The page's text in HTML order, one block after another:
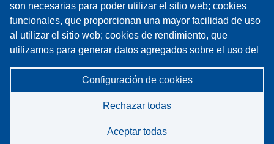
son necesarias para poder utilizar el sitio web; cookies
funcionales, que proporcionan una mayor facilidad de uso
al utilizar el sitio web; cookies de rendimiento, que
utilizamos para generar datos agregados sobre el uso del
utilizan para mostrar contenidos y publicidad relevantes.
Si elige "ACEPTAR TODAS", consiente el uso de todas
las cookies. Puede aceptar y rechazar tipos concretos de
cualquier momento en "Configuración".
Configuración de cookies
Rechazar todas
Aceptar todas
Galería de Muestras
de Cables
Artículos Técnicos
Políticas
Política de privacidad
Soporte Técnico
Formación
Formulario de solicitud
de servicio
Mantenimiento